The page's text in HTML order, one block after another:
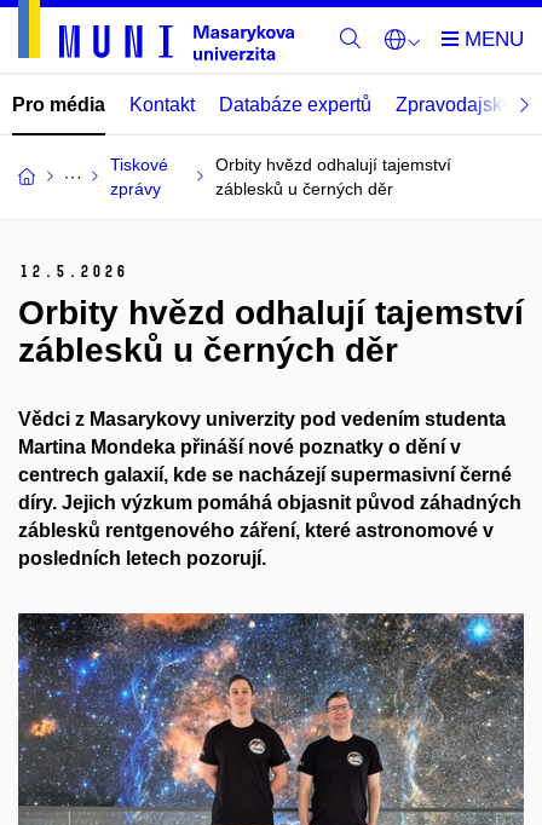
Pro média Kontakt Databáze expertů Zpravodajský
Tiskové
zprávy
Orbity hvězd odhalují tajemství
záblesků u černých děr
12. 5. 2026
Orbity hvězd odhalují tajemství
záblesků u černých děr
Vědci z Masarykovy univerzity pod vedením studenta
Martina Mondeka přináší nové poznatky o dění v
centrech galaxií, kde se nacházejí supermasivní černé
díry. Jejich výzkum pomáhá objasnit původ záhadných
záblesků rentgenového záření, které astronomové v
posledních letech pozorují.